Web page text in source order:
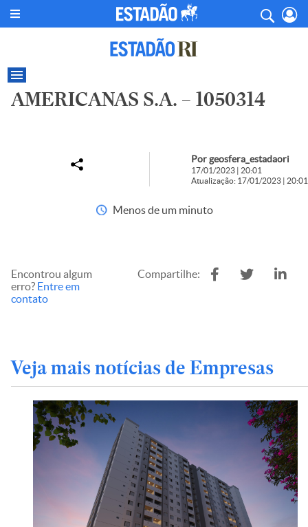
AMERICANAS S.A. – 1050314
Por geosfera_estadaori
17/01/2023 | 20:01
Atualização: 17/01/2023 | 20:01
Menos de um minuto
Encontrou algum
erro? Entre em
contato
Compartilhe:
Veja mais notícias de Empresas